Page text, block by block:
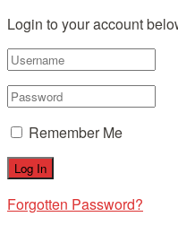
Login to your account
Remember Me
Forgotten Password?